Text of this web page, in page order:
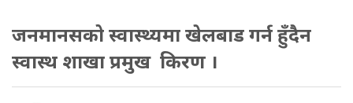
जनमानसको स्वास्थ्यमा खेलबाड गर्न हुँदैन
स्वास्थ शाखा प्रमुख किरण ।